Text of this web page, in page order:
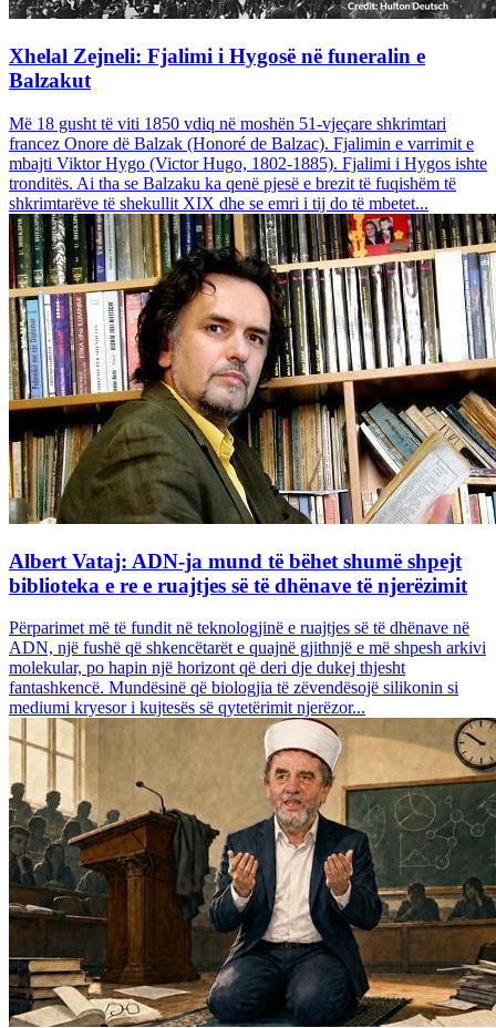
Xhelal Zejneli: Fjalimi i Hygosë në funeralin e
Balzakut
Më 18 gusht të viti 1850 vdiq në moshën 51-vjeçare shkrimtari
francez Onore dë Balzak (Honoré de Balzac). Fjalimin e varrimit e
mbajti Viktor Hygo (Victor Hugo, 1802-1885). Fjalimi i Hygos ishte
tronditës. Ai tha se Balzaku ka qenë pjesë e brezit të fuqishëm të
shkrimtarëve të shekullit XIX dhe se emri i tij do të mbetet...
Albert Vataj: ADN-ja mund të bëhet shumë shpejt
biblioteka e re e ruajtjes së të dhënave të njerëzimit
Përparimet më të fundit në teknologjinë e ruajtjes së të dhënave në
ADN, një fushë që shkencëtarët e quajnë gjithnjë e më shpesh arkivi
molekular, po hapin një horizont që deri dje dukej thjesht
fantashkencë. Mundësinë që biologjia të zëvendësojë silikonin si
mediumi kryesor i kujtesës së qytetërimit njerëzor...